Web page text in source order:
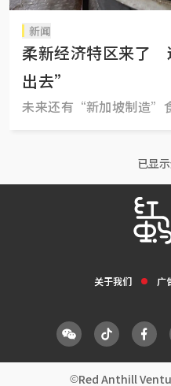
新闻
柔新经济特区来了
出去”
未来还有“新加坡制造”
已显
关于我们 广
Red Anthill